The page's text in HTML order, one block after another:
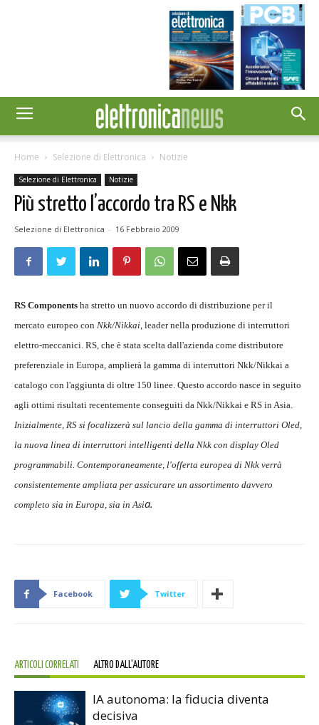
Home Selezione di Elettronica Notizie
Selezione di Elettronica Notizie
Più stretto l’accordo tra RS e Nkk
Selezione di Elettronica - 16 Febbraio 2009
RS Components ha stretto un nuovo accordo di distribuzione per il
mercato europeo con Nkk/Nikkai, leader nella produzione di interruttori
elettro-meccanici. RS, che è stata scelta dall'azienda come distributore
preferenziale in Europa, amplierà la gamma di interruttori Nkk/Nikkai a
catalogo con l'aggiunta di oltre 150 linee. Questo accordo nasce in seguito
agli ottimi risultati recentemente conseguiti da Nkk/Nikkai e RS in Asia.
Inizialmente, RS si focalizzerà sul lancio della gamma di interruttori Oled,
la nuova linea di interruttori intelligenti della Nkk con display Oled
programmabili. Contemporaneamente, l'offerta europea di Nkk verrà
consistentemente ampliata per assicurare un assortimento davvero
completo sia in Europa, sia in Asia.
Facebook Twitter
ARTICOLI CORRELATI ALTRO DALL'AUTORE
IA autonoma: la fiducia diventa
decisiva